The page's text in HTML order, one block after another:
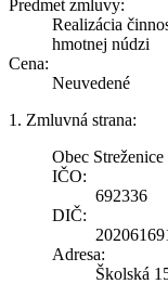
Predmet zmluvy:
Realizácia
hmotnej núdzi
Cena:
Neuvedené
1. Zmluvná strana:
Obec Streženice
IČO:
692336
DIČ:
Adresa:
Školská